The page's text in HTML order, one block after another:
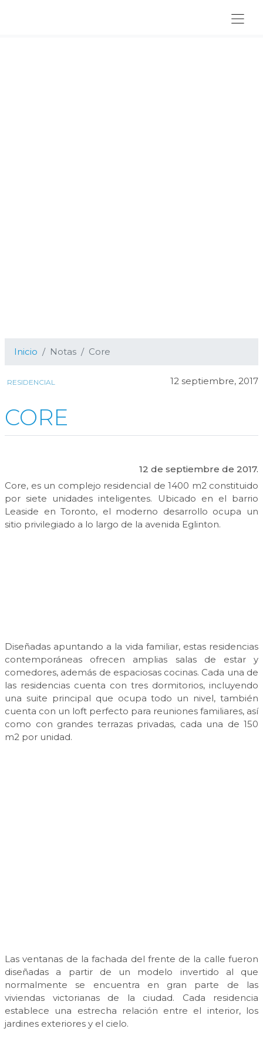
Inicio Notas Core
RESIDENCIAL 12 septiembre, 2017
CORE
12 de septiembre de 2017.
Core, es un complejo residencial de 1400 m2 constituido
por siete unidades inteligentes. Ubicado en el barrio
Leaside en Toronto, el moderno desarrollo ocupa un
sitio privilegiado a lo largo de la avenida Eglinton.
Diseñadas apuntando a la vida familiar, estas residencias
contemporáneas ofrecen amplias salas de estar y
comedores, además de espaciosas cocinas. Cada una de
las residencias cuenta con tres dormitorios, incluyendo
una suite principal que ocupa todo un nivel, también
cuenta con un loft perfecto para reuniones familiares, así
como con grandes terrazas privadas, cada una de 150
m2 por unidad.
Las ventanas de la fachada del frente de la calle fueron
diseñadas a partir de un modelo invertido al que
normalmente se encuentra en gran parte de las
viviendas victorianas de la ciudad. Cada residencia
establece una estrecha relación entre el interior, los
jardines exteriores y el cielo.